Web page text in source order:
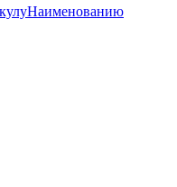
Наименованию